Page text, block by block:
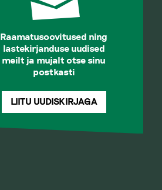
Raamatusoovitused ning
lastekirjanduse uudised
meilt ja mujalt otse sinu
postkasti
LIITU UUDISKIRJAGA